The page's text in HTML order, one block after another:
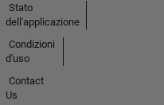
Stato
dell'applicazione
Condizioni
d'uso
Contact
Us